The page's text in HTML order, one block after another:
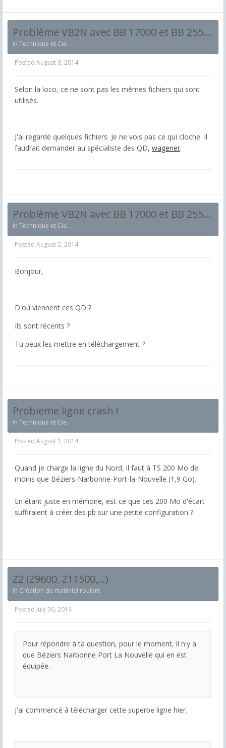
Problème VB2N avec BB 17000 et BB 25500
in Technique et Cie.
Posted August 3, 2014
Selon la loco, ce ne sont pas les mêmes fichiers qui sont
utilisés.
J'ai regardé quelques fichiers. Je ne vois pas ce qui cloche. Il
faudrait demander au spécialiste des QD, wagener.
Problème VB2N avec BB 17000 et BB 25500
in Technique et Cie.
Posted August 2, 2014
Bonjour,
D'où viennent ces QD ?
Ils sont récents ?
Tu peux les mettre en téléchargement ?
Probleme ligne crash !
in Technique et Cie.
Posted August 1, 2014
Quand je charge la ligne du Nord, il faut à TS 200 Mo de
moins que Béziers-Narbonne-Port-la-Nouvelle (1,9 Go).
En étant juste en mémoire, est-ce que ces 200 Mo d'écart
suffiraient à créer des pb sur une petite configuration ?
Z2 (Z9600, Z11500,...)
in Création de matériel roulant
Posted July 30, 2014
Pour répondre à ta question, pour le moment, il n'y a
que Béziers Narbonne Port La Nouvelle qui en est
équipée.
J'ai commencé à télécharger cette superbe ligne hier.